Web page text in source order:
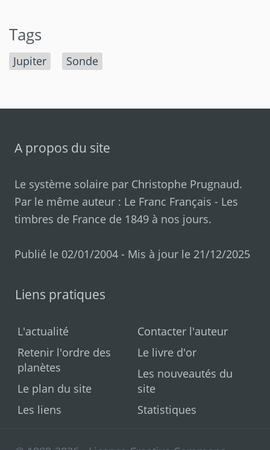
Tags
Jupiter Sonde
A propos du site
Le système solaire par Christophe Prugnaud.
Par le même auteur : Le Franc Français - Les
timbres de France de 1849 à nos jours.
Publié le 02/01/2004 - Mis à jour le 21/12/2025
Liens pratiques
L'actualité
Retenir l'ordre des
planètes
Le plan du site
Les liens
Contacter l'auteur
Le livre d'or
Les nouveautés du
site
Statistiques